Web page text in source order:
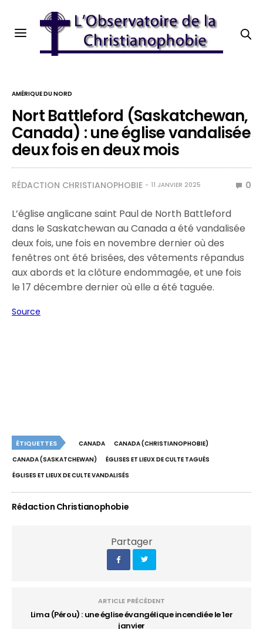
AMÉRIQUE DU NORD
Nort Battleford (Saskatchewan,
Canada) : une église vandalisée
deux fois en deux mois
RÉDACTION CHRISTIANOPHOBIE 11 JANVIER 2025 0
L’église anglicane saint Paul de North Battleford
dans le Saskatchewan au Canada a été vandalisée
deux fois, une fois en novembre dernier où des
fenêtres ont été brisées, des vêtements répandus
aux abords et la clôture endommagée, et une fois
le 17 décembre dernier où elle a été taguée.
Source
ÉTIQUETTES CANADA
CANADA (CHRISTIANOPHOBIE)
CANADA (SASKATCHEWAN)
ÉGLISES ET LIEUX DE CULTE TAGUÉS
ÉGLISES ET LIEUX DE CULTE VANDALISÉS
Rédaction Christianophobie
Partager
ARTICLE PRÉCÉDENT
Lima (Pérou) : une église évangélique incendiée le 1er
janvier